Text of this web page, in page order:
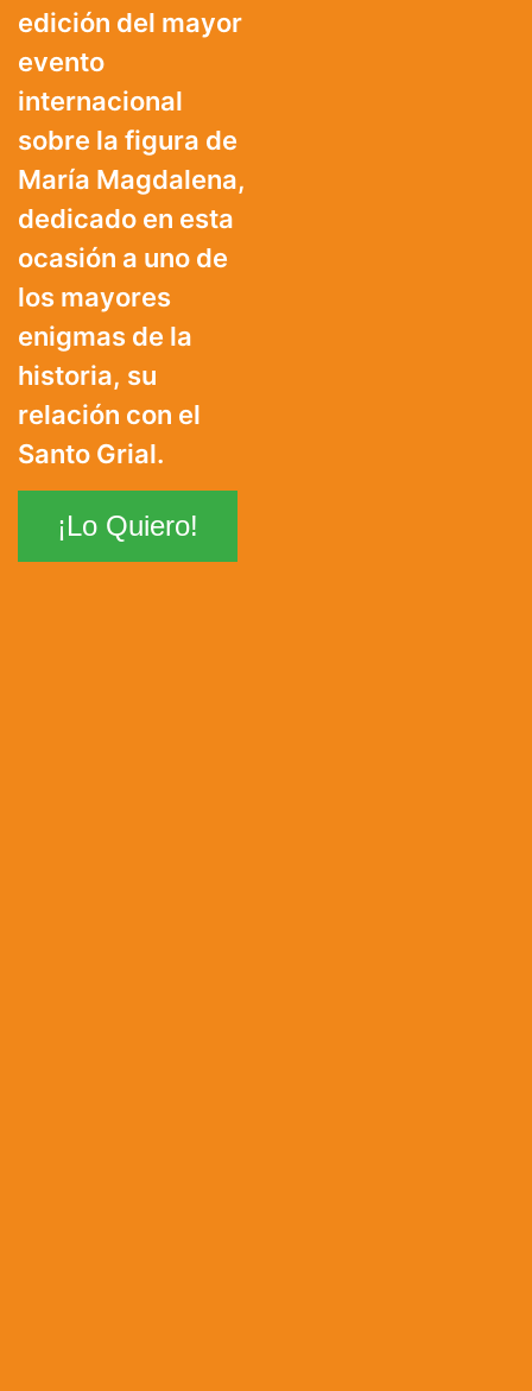
edición del mayor
evento
internacional
sobre la figura de
María Magdalena,
dedicado en esta
ocasión a uno de
los mayores
enigmas de la
historia, su
relación con el
Santo Grial.
¡Lo Quiero!